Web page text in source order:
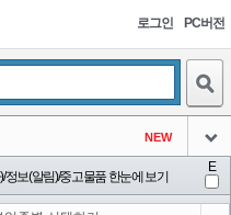
로그인 PC버전
NEW
아이콘
정보(알림)/중고물품 한눈에 보기
E